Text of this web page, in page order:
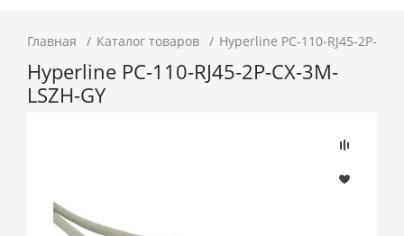
Главная Каталог товаров Hyperline PC-110-RJ45-2P-CX-
Hyperline PC-110-RJ45-2P-CX-3M-
LSZH-GY